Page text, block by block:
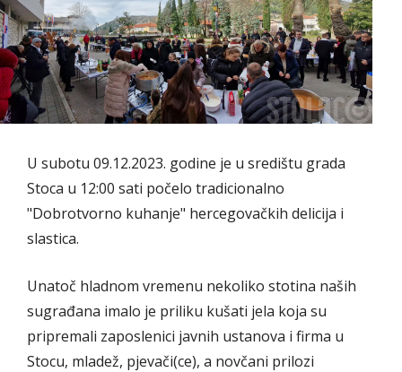
U subotu 09.12.2023. godine je u središtu grada
Stoca u 12:00 sati počelo tradicionalno
"Dobrotvorno kuhanje" hercegovačkih delicija i
slastica.
Unatoč hladnom vremenu nekoliko stotina naših
sugrađana imalo je priliku kušati jela koja su
pripremali zaposlenici javnih ustanova i firma u
Stocu, mladež, pjevači(ce), a novčani prilozi